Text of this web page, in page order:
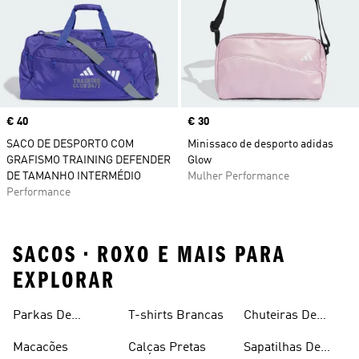
Price
€ 40
SACO DE DESPORTO COM
GRAFISMO TRAINING DEFENDER
DE TAMANHO INTERMÉDIO
Performance
Price
€ 30
Minissaco de desporto adidas
Glow
Mulher Performance
SACOS • ROXO E MAIS PARA
EXPLORAR
Parkas De
Macacões
T-shirts Brancas
Calças Pretas
Chuteiras De
Sapatilhas De